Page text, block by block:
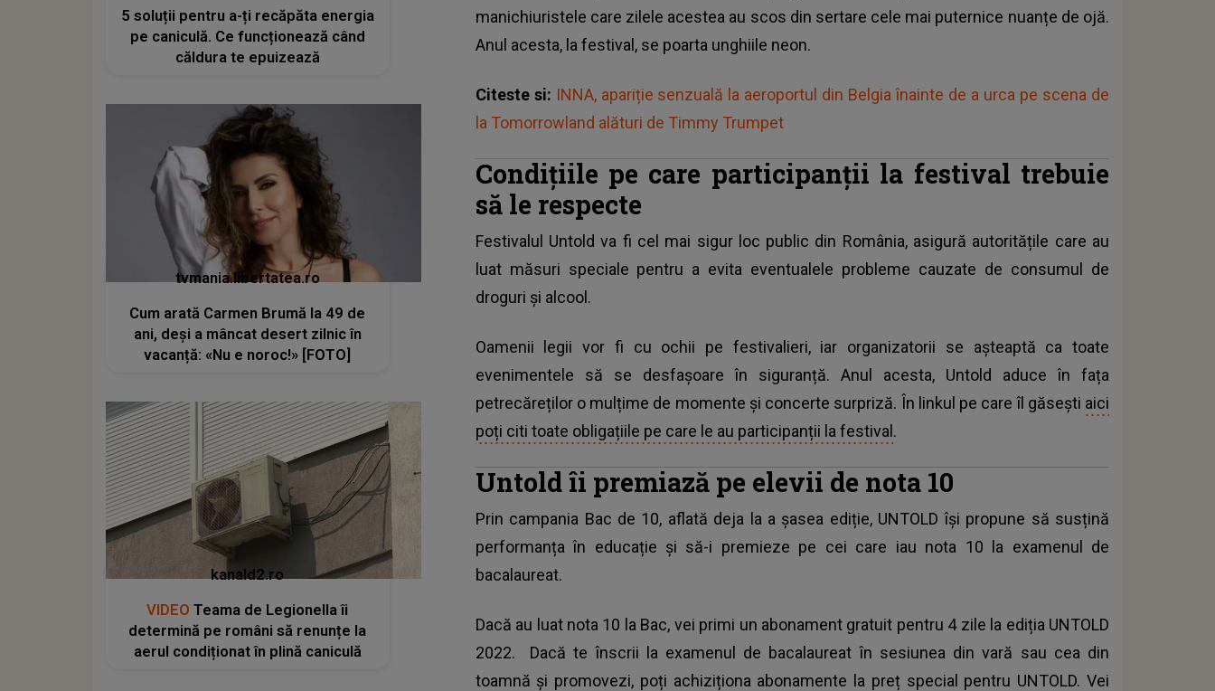
manichiuristele care zilele acestea au scos din sertare cele mai puternice nuanțe de ojă.
Anul acesta, la festival, se poarta unghiile neon.
Citeste si: INNA, apariție senzuală la aeroportul din Belgia înainte de a urca pe scena de
la Tomorrowland alături de Timmy Trumpet
Condiţiile pe care participanţii la festival trebuie
să le respecte
Festivalul Untold va fi cel mai sigur loc public din România, asigură autoritățile care au
luat măsuri speciale pentru a evita eventualele probleme cauzate de consumul de
droguri și alcool.
Oamenii legii vor fi cu ochii pe festivalieri, iar organizatorii se așteaptă ca toate
evenimentele să se desfașoare în siguranță. Anul acesta, Untold aduce în fața
petrecăreților o mulțime de momente și concerte surpriză. În linkul pe care îl găsești aici
poți citi toate obligațiile pe care le au participanții la festival .
Untold îi premiază pe elevii de nota 10
Prin campania Bac de 10, aflată deja la a șasea ediție, UNTOLD își propune să susțină
performanța în educație și să-i premieze pe cei care iau nota 10 la examenul de
bacalaureat.
Dacă au luat nota 10 la Bac, vei primi un abonament gratuit pentru 4 zile la ediția UNTOLD
2022. Dacă te înscrii la examenul de bacalaureat în sesiunea din vară sau cea din
toamnă și promovezi, poți achiziționa abonamente la preț special pentru UNTOLD. Vei
5 soluții pentru a-ți recăpăta energia
pe caniculă. Ce funcționează când
căldura te epuizează
tvmania.libertatea.ro
Cum arată Carmen Brumă la 49 de
ani, deși a mâncat desert zilnic în
vacanță: «Nu e noroc!» [FOTO]
kanald2.ro
VIDEO Teama de Legionella îi
determină pe români să renunțe la
aerul condiționat în plină caniculă